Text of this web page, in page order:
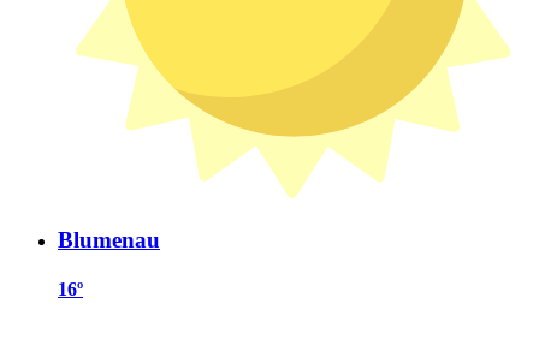
Blumenau
16º